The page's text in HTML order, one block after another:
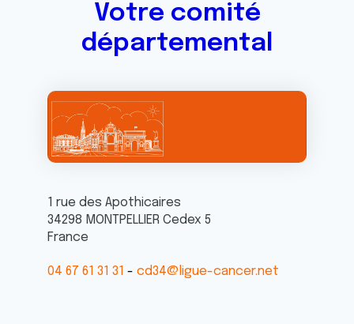
Votre comité
départemental
1 rue des Apothicaires
34298 MONTPELLIER Cedex 5
France
04 67 61 31 31 cd34@ligue-cancer.net